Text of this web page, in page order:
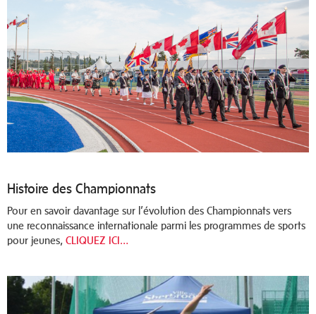
Histoire des Championnats
Pour en savoir davantage sur l’évolution des Championnats vers
une reconnaissance internationale parmi les programmes de sports
pour jeunes, CLIQUEZ ICI…